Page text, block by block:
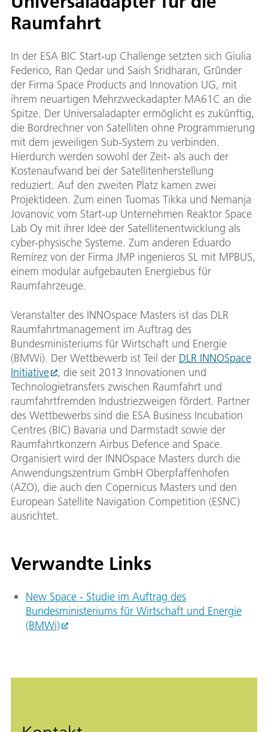
Raumfahrt
In der ESA BIC Start-up Challenge setzten sich Giulia
Federico, Ran Qedar und Saish Sridharan, Gründer
der Firma Space Products and Innovation UG, mit
ihrem neuartigen Mehrzweckadapter MA61C an die
Spitze. Der Universaladapter ermöglicht es zukünftig,
die Bordrechner von Satelliten ohne Programmierung
mit dem jeweiligen Sub-System zu verbinden.
Hierdurch werden sowohl der Zeit- als auch der
Kostenaufwand bei der Satellitenherstellung
reduziert. Auf den zweiten Platz kamen zwei
Projektideen. Zum einen Tuomas Tikka und Nemanja
Jovanovic vom Start-up Unternehmen Reaktor Space
Lab Oy mit ihrer Idee der Satellitenentwicklung als
cyber-physische Systeme. Zum anderen Eduardo
Remírez von der Firma JMP ingenieros SL mit MPBUS,
einem modular aufgebauten Energiebus für
Raumfahrzeuge.
Veranstalter des INNOspace Masters ist das DLR
Raumfahrtmanagement im Auftrag des
Bundesministeriums für Wirtschaft und Energie
(BMWi). Der Wettbewerb ist Teil der DLR INNOSpace
Initiative
, die seit 2013 Innovationen und
Technologietransfers zwischen Raumfahrt und
raumfahrtfremden Industriezweigen fördert. Partner
des Wettbewerbs sind die ESA Business Incubation
Centres (BIC) Bavaria und Darmstadt sowie der
Raumfahrtkonzern Airbus Defence and Space.
Organisiert wird der INNOspace Masters durch die
Anwendungszentrum GmbH Oberpfaffenhofen
(AZO), die auch den Copernicus Masters und den
European Satellite Navigation Competition (ESNC)
ausrichtet.
Verwandte Links
New Space - Studie im Auftrag des
Bundesministeriums für Wirtschaft und Energie
(BMWi)